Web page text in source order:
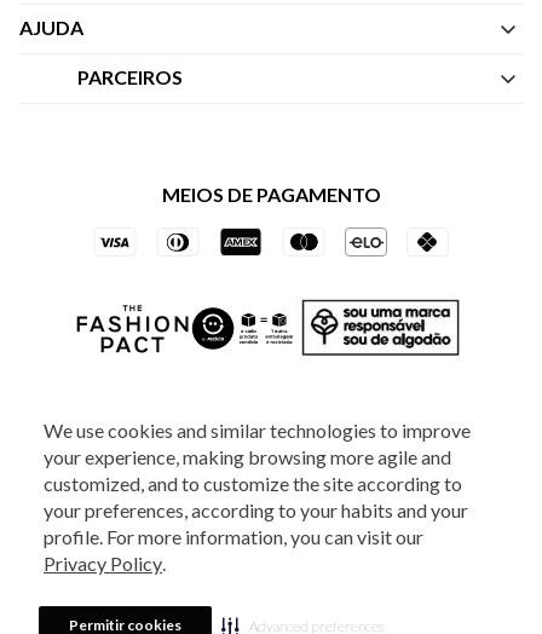
We use cookies and similar technologies to improve
your experience, making browsing more agile and
customized, and to customize the site according to
your preferences, according to your habits and your
profile. For more information, you can visit our
Privacy Policy.
Permitir cookies Advanced preferences
Quem Somos
AJUDA
Central de Atendimento
Trocas e Devoluções
PARCEIROS
Vai de Visa
Azul Fidelidade
MEIOS DE PAGAMENTO
2025 - Veste S.A Estilo. Todos os direitos reservados - A loja Estoque reserva-
se no direito de corrigir ou alterar informações como: preços, promoções e
880 5520.Horário de Atendimento:
Sábados das 8h às 14h, exceto feriados. Veste S.A Estilo. Rua Othão, 405, Vila